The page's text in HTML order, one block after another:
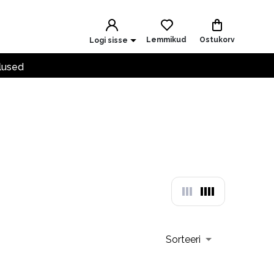
Logi sisse Lemmikud Ostukorv
Sorteeri